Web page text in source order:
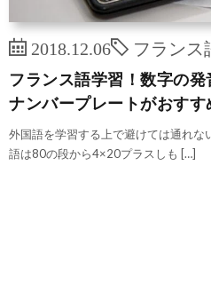
2018.12.06 フランス
フランス語学習！数字の
ナンバープレートがおすす
外国語を学習する上で避けては通れな
語は80の段から4×20プラスしも […]